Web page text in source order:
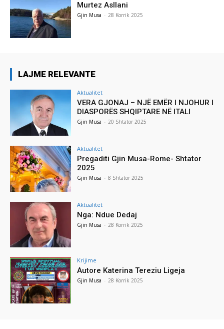
Murtez Asllani
Gjin Musa - 28 Korrik 2025
LAJME RELEVANTE
Aktualitet
VERA GJONAJ – NJË EMËR I NJOHUR I
DIASPORËS SHQIPTARE NË ITALI
Gjin Musa - 20 Shtator 2025
Aktualitet
Pregaditi Gjin Musa-Rome- Shtator
2025
Gjin Musa - 8 Shtator 2025
Aktualitet
Nga: Ndue Dedaj
Gjin Musa - 28 Korrik 2025
Krijime
Autore Katerina Tereziu Ligeja
Gjin Musa - 28 Korrik 2025